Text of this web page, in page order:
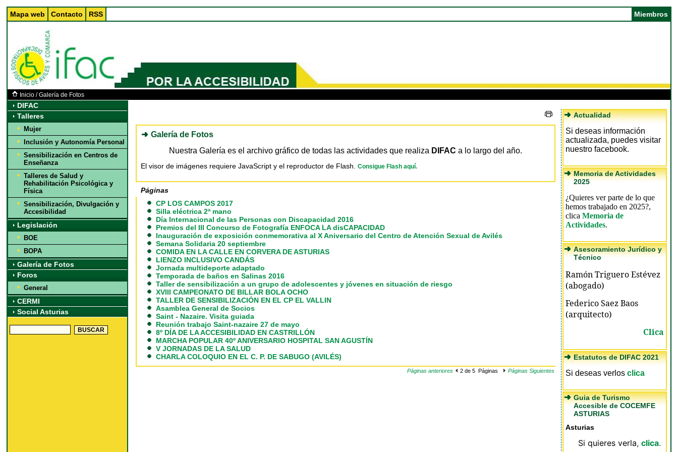
Mapa web Contacto RSS Miembros
Inicio /Galería de Fotos
DIFAC
Talleres
Mujer
Inclusión y Autonomía Personal
Sensibilización en Centros de
Enseñanza
Talleres de Salud y
Rehabilitación Psicológica y
Física
Sensibilización, Divulgación y
Accesibilidad
Legislación
BOE
BOPA
Galería de Fotos
Foros
General
CERMI
Social Asturias
Galería de Fotos
Nuestra Galería es el archivo gráfico de todas las actividades que realiza DIFAC a lo largo del año.
El visor de imágenes requiere JavaScript y el reproductor de Flash.Consigue Flash aquí.
Páginas
CP LOS CAMPOS 2017
Silla eléctrica 2ª mano
Día Internacional de las Personas con Discapacidad 2016
Premios del III Concurso de Fotografía ENFOCA LA disCAPACIDAD
Inauguración de exposición conmemorativa al X Aniversario del Centro de Atención Sexual de Avilés
Semana Solidaria 20 septiembre
COMIDA EN LA CALLE EN CORVERA DE ASTURIAS
LIENZO INCLUSIVO CANDÁS
Jornada multideporte adaptado
Temporada de baños en Salinas 2016
Taller de sensibilización a un grupo de adolescentes y jóvenes en situación de riesgo
XVIII CAMPEONATO DE BILLAR BOLA OCHO
TALLER DE SENSIBILIZACIÓN EN EL CP EL VALLIN
Asamblea General de Socios
Saint - Nazaire. Visita guiada
Reunión trabajo Saint-nazaire 27 de mayo
8º DÍA DE LA ACCESIBILIDAD EN CASTRILLÓN
MARCHA POPULAR 40º ANIVERSARIO HOSPITAL SAN AGUSTÍN
V JORNADAS DE LA SALUD
CHARLA COLOQUIO EN EL C. P. DE SABUGO (AVILÉS)
Páginas anteriores 2 de 5 Páginas Páginas Siguientes
Actualidad
Si deseas información
actualizada, puedes visitar
nuestro facebook.
Memoria de Actividades
2025
¿Quieres ver parte de lo que
hemos trabajado en 2025?,
clica Memoria de
Actividades.
Asesoramiento Jurídico y
Técnico
Ramón Triguero Estévez
(abogado)
Federico Saez Baos
(arquitecto)
Clica
Estatutos de DIFAC 2021
Si deseas verlos clica
Guia de Turismo
Accesible de COCEMFE
ASTURIAS
Asturias
     Si quieres verla
, clica.